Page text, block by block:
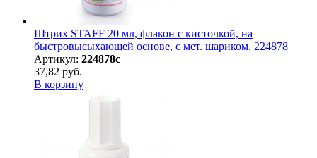
Штрих STAFF 20 мл, флакон с кисточкой, на
быстровысыхающей основе, с мет. шариком, 224878
Артикул: 224878с
37,82 руб.
В корзину